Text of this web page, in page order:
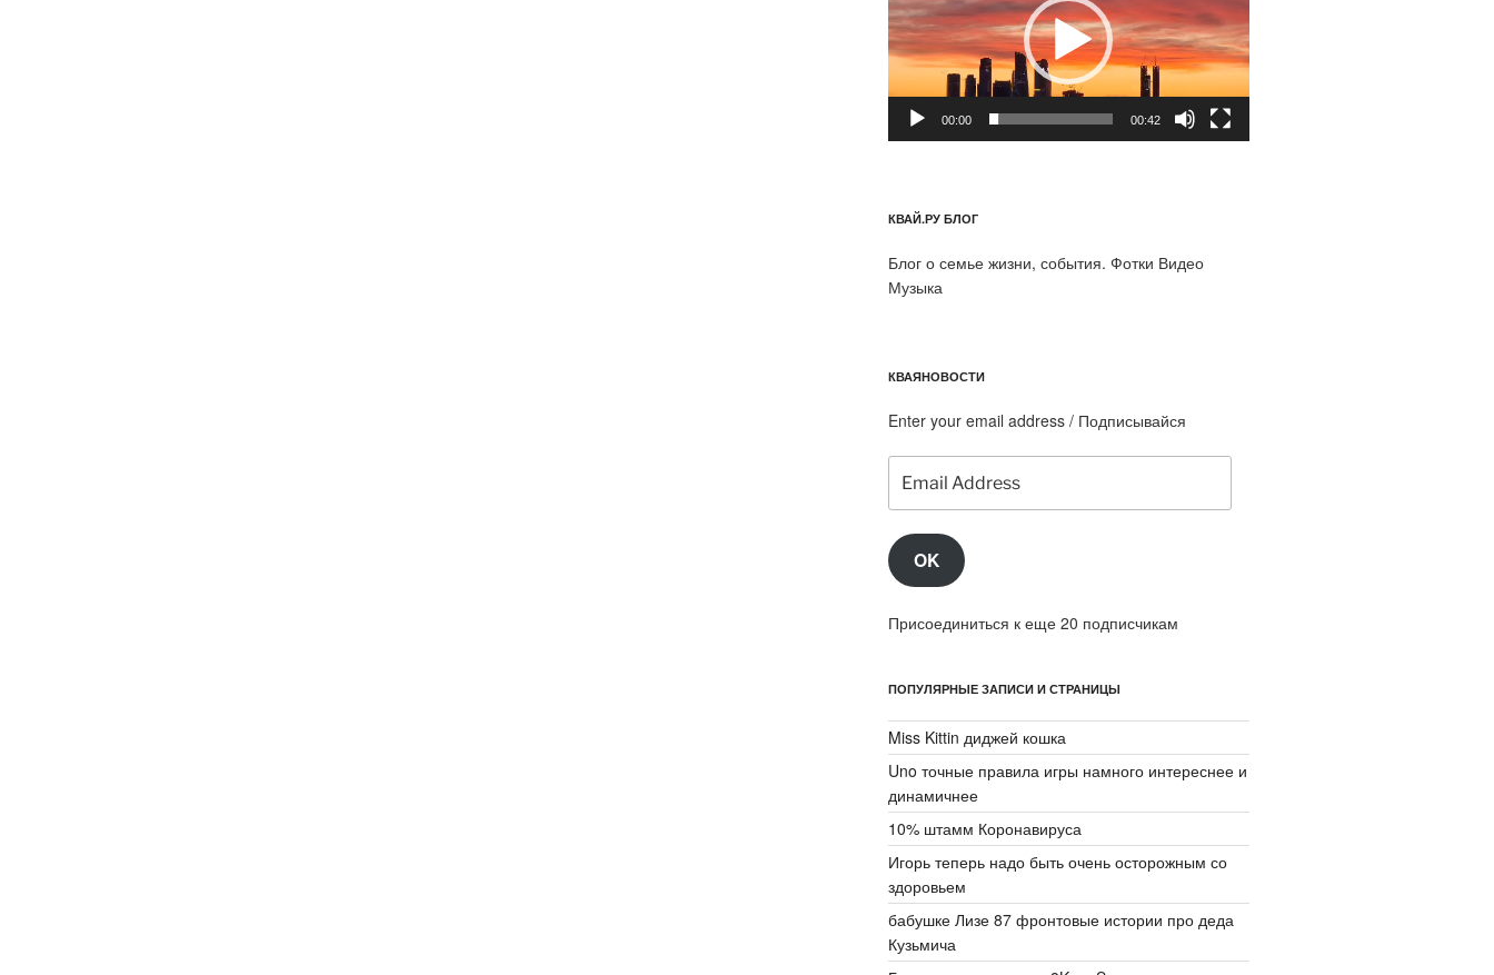
00:00 00:42
КВАЙ.РУ БЛОГ
Блог о семье жизни, события. Фотки Видео
Музыка
КВАЯНОВОСТИ
Enter your email address / Подписывайся
Address
OK
Присоединиться к еще 20 подписчикам
ПОПУЛЯРНЫЕ ЗАПИСИ И СТРАНИЦЫ
Miss Kittin диджей кошка
Uno точные правила игры намного интереснее и
динамичнее
10% штамм Коронавируса
Игорь теперь надо быть очень осторожным со
здоровьем
бабушке Лизе 87 фронтовые истории про деда
Кузьмича